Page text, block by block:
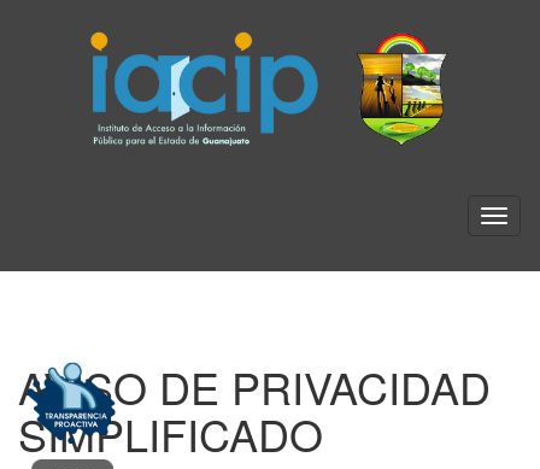
AVISO DE PRIVACIDAD
SIMPLIFICADO